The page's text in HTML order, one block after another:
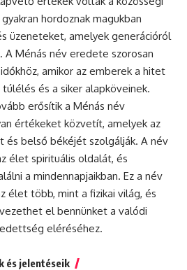
hordoznak magukban
üzeneteket, amelyek generációról
A Ménás név eredete szorosan
amikor az emberek a hitet
és a siker alapköveinek.
erősítik a Ménás név
értékeket közvetít, amelyek az
és belső békéjét szolgálják. A név
élet spirituális oldalát, és
a mindennapjaikban. Ez a név
élet több, mint a fizikai világ, és
el bennünket a valódi
eléréséhez.
és jelentéseik